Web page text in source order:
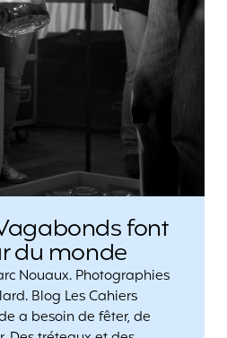
font
du monde
Nouaux. Photographies
Blog Les Cahiers
a besoin de fêter, de